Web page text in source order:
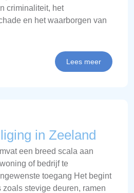
criminaliteit, het
en het waarborgen van
Lees meer
in Zeeland
een breed scala aan
of bedrijf te
toegang Het begint
zoals stevige deuren, ramen